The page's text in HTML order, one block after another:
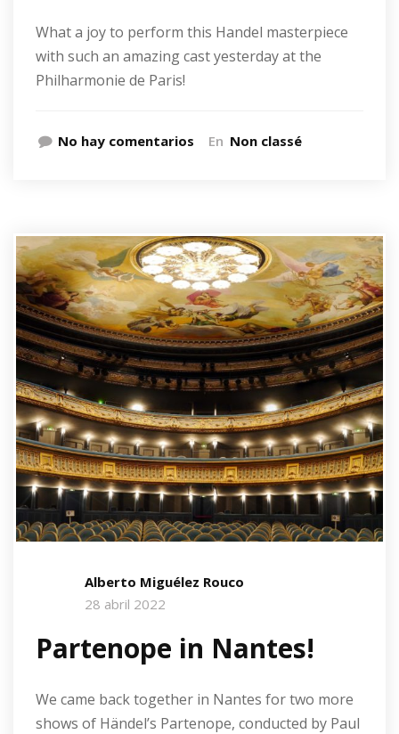
What a joy to perform this Handel masterpiece
with such an amazing cast yesterday at the
Philharmonie de Paris!
No hay comentarios En Non classé
Alberto Miguélez Rouco
28 abril 2022
Partenope in Nantes!
We came back together in Nantes for two more
shows of Händel’s Partenope, conducted by Paul